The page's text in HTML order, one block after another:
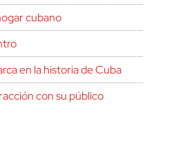
cubano
en la historia de Cuba
con su público